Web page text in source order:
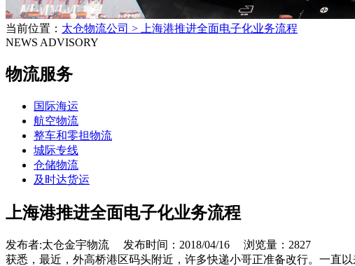
当前位置： 太仓物流公司 >
上海港推进全面电子化业务流程
NEWS ADVISORY
物流服务
国际海运
航空物流
整车和零担物流
城际专线
仓储物流
及时达货运
上海港推进全面电子化业务流程
发布者:太仓金宇物流 发布时间：2018/04/16 浏览量：2827
获悉，最近，外高桥港区码头附近，许多快递小哥正准备改行。一直